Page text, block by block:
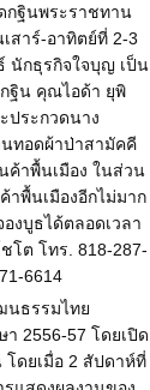
กฐินพระราชทาน
สาร์-อาทิตย์ที่ 2-3
นักธุรกิจใจบุญ เป็น
ฐิน คุณไอด้า ยุพิ
ประกวดนาง
ทอดผ้าป่าสามัคคี
ค้าพื้นเมือง ในส่วน
พื้นเมืองอีกไม่มาก
งบูธได้ตลอดเวลา
โต โทร. 818-287-
6614
นธรรมไทย
2556-57 โดยเปิด
ดยเมื่อ 2 สัปดาห์ที่